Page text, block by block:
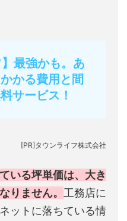
最強かも。あ
かる費用と間
サービス！
[PR]タウンライフ株式会社
いる坪単価は、大き
りません。 工務店に
ットに落ちている情